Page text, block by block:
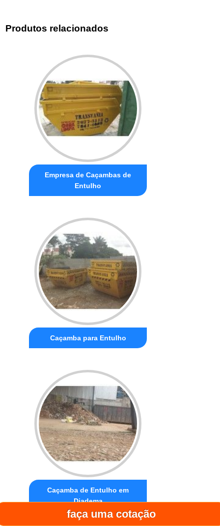
faça uma cotação
Produtos relacionados
Empresa de Caçambas de
Entulho
Caçamba para Entulho
Caçamba de Entulho em
Diadema